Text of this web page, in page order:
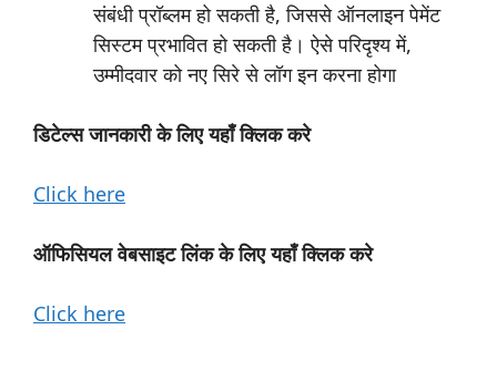
संबंधी प्रॉब्लम हो सकती है, जिससे ऑनलाइन पेमेंट
सिस्टम प्रभावित हो सकती है। ऐसे परिदृश्य में,
उम्मीदवार को नए सिरे से लॉग इन करना होगा
डिटेल्स जानकारी के लिए यहाँ क्लिक करे
Click here
ऑफिसियल वेबसाइट लिंक के लिए यहाँ क्लिक करे
Click here